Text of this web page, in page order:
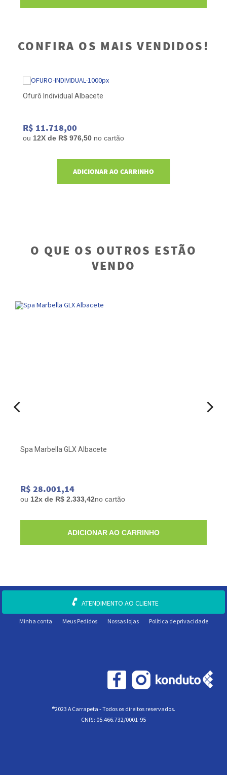
CONFIRA OS MAIS VENDIDOS!
Ofurô Individual Albacete
R$ 11.718,00
ou 12X de R$ 976,50 no cartão
ADICIONAR AO CARRINHO
O QUE OS OUTROS ESTÃO
VENDO
Spa Marbella GLX Albacete
R$ 28.001,14
ou 12x de R$ 2.333,42no cartão
ADICIONAR AO CARRINHO
ATENDIMENTO AO CLIENTE
Minha conta Meus Pedidos Nossas lojas Política de privacidade
®2023 A Carrapeta - Todos os direitos reservados.
CNPJ: 05.466.732/0001-95